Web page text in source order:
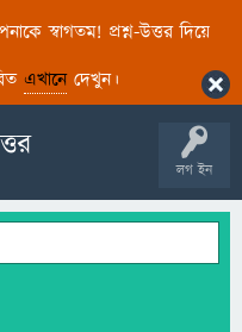
স্বাগতম! প্রশ্ন-উত্তর দিয়ে
এখানেদেখুন।
লগ ইন